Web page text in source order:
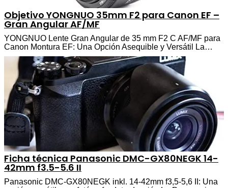
Objetivo YONGNUO 35mm F2 para Canon EF –
Gran Angular AF/MF
YONGNUO Lente Gran Angular de 35 mm F2 C AF/MF para
Canon Montura EF: Una Opción Asequible y Versátil La…
Ficha técnica Panasonic DMC-GX80NEGK 14-
42mm f3.5-5.6 II
Panasonic DMC-GX80NEGK inkl. 14-42mm f3,5-5,6 II: Una